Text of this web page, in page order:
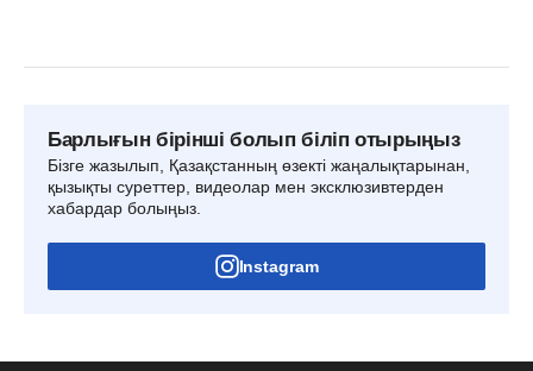
Барлығын бірінші болып біліп отырыңыз
Бізге жазылып, Қазақстанның өзекті жаңалықтарынан,
қызықты суреттер, видеолар мен эксклюзивтерден
хабардар болыңыз.
Instagram